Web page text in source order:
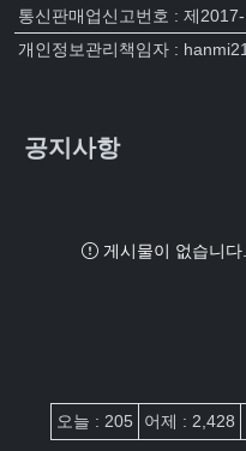
통신판매업신고번호 : 제
개인정보관리책임자 :
공지사항
게시물이 없습니다.
접속자집계
오늘 : 205 어제 : 2,428